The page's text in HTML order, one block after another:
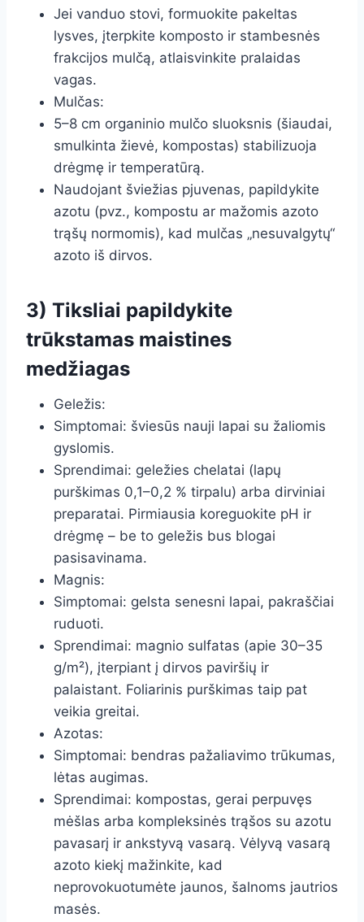
Jei vanduo stovi, formuokite pakeltas
lysves, įterpkite komposto ir stambesnės
frakcijos mulčą, atlaisvinkite pralaidas
vagas.
Mulčas:
5–8 cm organinio mulčo sluoksnis (šiaudai,
smulkinta žievė, kompostas) stabilizuoja
drėgmę ir temperatūrą.
Naudojant šviežias pjuvenas, papildykite
azotu (pvz., kompostu ar mažomis azoto
trąšų normomis), kad mulčas „nesuvalgytų“
azoto iš dirvos.
3) Tiksliai papildykite
trūkstamas maistines
medžiagas
Geležis:
Simptomai: šviesūs nauji lapai su žaliomis
gyslomis.
Sprendimai: geležies chelatai (lapų
purškimas 0,1–0,2 % tirpalu) arba dirviniai
preparatai. Pirmiausia koreguokite pH ir
drėgmę – be to geležis bus blogai
pasisavinama.
Magnis:
Simptomai: gelsta senesni lapai, pakraščiai
ruduoti.
Sprendimai: magnio sulfatas (apie 30–35
g/m²), įterpiant į dirvos paviršių ir
palaistant. Foliarinis purškimas taip pat
veikia greitai.
Azotas:
Simptomai: bendras pažaliavimo trūkumas,
lėtas augimas.
Sprendimai: kompostas, gerai perpuvęs
mėšlas arba kompleksinės trąšos su azotu
pavasarį ir ankstyvą vasarą. Vėlyvą vasarą
azoto kiekį mažinkite, kad
neprovokuotumėte jaunos, šalnoms jautrios
masės.